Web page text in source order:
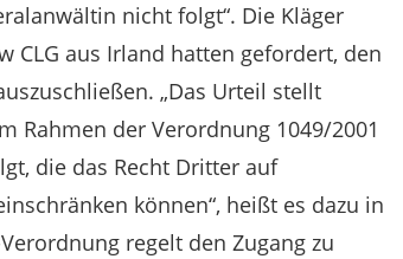
nicht folgt“. Die Kläger
CLG aus Irland hatten gefordert, den
„Das Urteil stellt
Rahmen der Verordnung 1049/2001
die das Recht Dritter auf
können“, heißt es dazu in
regelt den Zugang zu